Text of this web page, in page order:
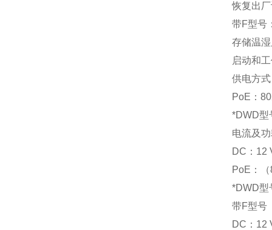
恢复出
带F型号
存储温
启动和
供电方
PoE：
*DWD型
电流及
DC：12
PoE：
*DWD型
带F型号
DC：12